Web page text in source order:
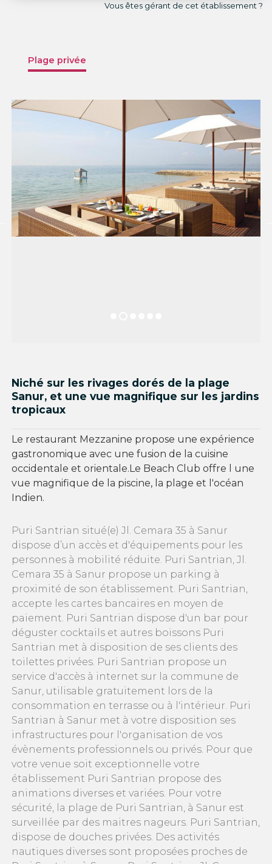
Vous êtes gérant de cet établissement ?
Plage privée
Niché sur les rivages dorés de la plage
Sanur, et une vue magnifique sur les jardins
tropicaux
Le restaurant Mezzanine propose une expérience
gastronomique avec une fusion de la cuisine
occidentale et orientale.Le Beach Club offre l une
vue magnifique de la piscine, la plage et l'océan
Indien.
Puri Santrian situé(e) Jl. Cemara 35 à Sanur
dispose d’un accès et d'équipements pour les
personnes à mobilité réduite. Puri Santrian, Jl.
Cemara 35 à Sanur propose un parking à
proximité de son établissement. Puri Santrian,
accepte les cartes bancaires en moyen de
paiement. Puri Santrian dispose d'un bar pour
déguster cocktails et autres boissons Puri
Santrian met à disposition de ses clients des
toilettes privées. Puri Santrian propose un
service d'accès à internet sur la commune de
Sanur, utilisable gratuitement lors de la
consommation en terrasse ou à l'intérieur. Puri
Santrian à Sanur met à votre disposition ses
infrastructures pour l'organisation de vos
évènements professionnels ou privés. Pour que
votre venue soit exceptionnelle votre
établissement Puri Santrian propose des
animations diverses et variées. Pour votre
sécurité, la plage de Puri Santrian, à Sanur est
surveillée par des maitres nageurs. Puri Santrian,
dispose de douches privées. Des activités
nautiques diverses sont proposées proches de